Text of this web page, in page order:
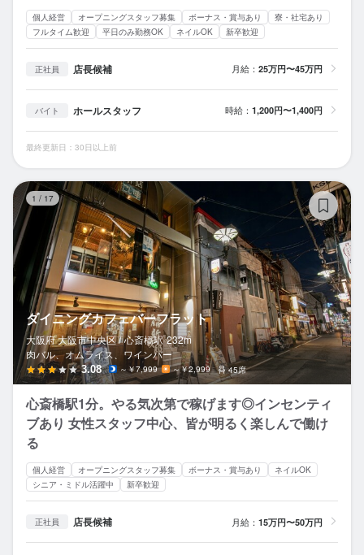
個人経営 オープニングスタッフ募集 ボーナス・賞与あり
寮・社宅あり
フルタイム歓迎
平日のみ勤務OK ネイルOK 新卒歓迎
正社員 店長候補 月給： 25万円〜45万円
バイト ホールスタッフ 時給： 1,200円〜1,400円
最終更新日：30日以上前
1 / 17
ダイニングカフェバーフラット
大阪府 大阪市中央区 / 心斎橋駅 232m
肉バル、オムライス、ワインバー
3.08 ～￥7,999 ～￥2,999 45席
心斎橋駅1分。やる気次第で稼げます◎インセンティ
ブあり 女性スタッフ中心、皆が明るく楽しんで働け
る
個人経営 オープニングスタッフ募集 ボーナス・賞与あり
ネイルOK
シニア・ミドル活躍中
新卒歓迎
正社員 店長候補 月給： 15万円〜50万円